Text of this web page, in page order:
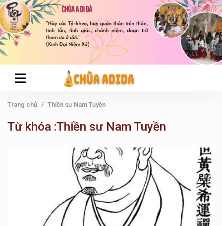
Trang chủ Thiền sư Nam Tuyền
Từ khóa :Thiền sư Nam Tuyền